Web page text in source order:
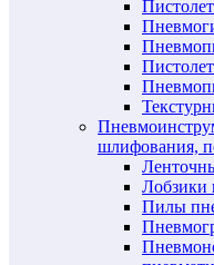
шлифования,
Лобзики
Пилы